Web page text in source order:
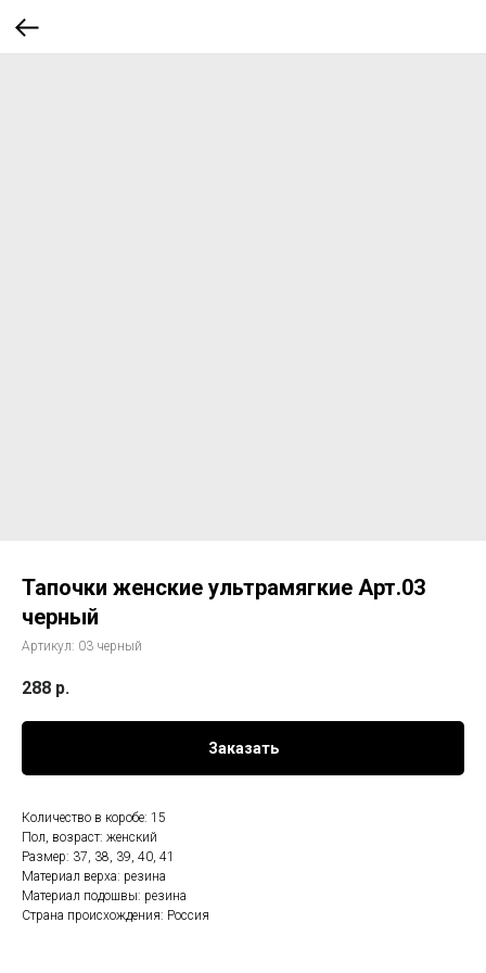
Тапочки женские ультрамягкие Арт.03
черный
Артикул: 03 черный
288 р.
Заказать
Количество в коробе: 15
Пол, возраст: женский
Размер: 37, 38, 39, 40, 41
Материал верха: резина
Материал подошвы: резина
Страна происхождения: Россия